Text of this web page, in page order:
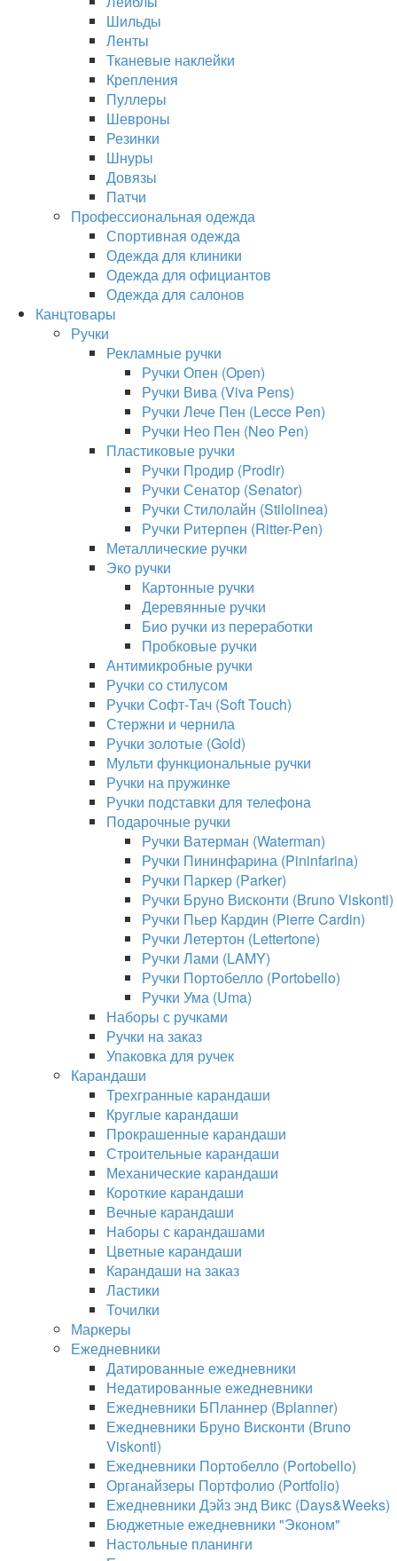
Шильды
Ленты
Тканевые наклейки
Крепления
Пуллеры
Шевроны
Резинки
Шнуры
Довязы
Патчи
Профессиональная одежда
Спортивная одежда
Одежда для клиники
Одежда для официантов
Одежда для салонов
Канцтовары
Ручки
Рекламные ручки
Ручки Опен (Open)
Ручки Вива (Viva Pens)
Ручки Лече Пен (Lecce Pen)
Ручки Нео Пен (Neo Pen)
Пластиковые ручки
Ручки Продир (Prodir)
Ручки Сенатор (Senator)
Ручки Стилолайн (Stilolinea)
Ручки Ритерпен (Ritter-Pen)
Металлические ручки
Эко ручки
Картонные ручки
Деревянные ручки
Био ручки из переработки
Пробковые ручки
Антимикробные ручки
Ручки со стилусом
Ручки Софт-Тач (Soft Touch)
Стержни и чернила
Ручки золотые (Gold)
Мульти функциональные ручки
Ручки на пружинке
Ручки подставки для телефона
Подарочные ручки
Ручки Ватерман (Waterman)
Ручки Пининфарина (Pininfarina)
Ручки Паркер (Parker)
Ручки Бруно Висконти (Bruno Viskonti)
Ручки Пьер Кардин (Pierre Cardin)
Ручки Летертон (Lettertone)
Ручки Лами (LAMY)
Ручки Портобелло (Portobello)
Ручки Ума (Uma)
Наборы с ручками
Ручки на заказ
Упаковка для ручек
Карандаши
Трехгранные карандаши
Круглые карандаши
Прокрашенные карандаши
Строительные карандаши
Механические карандаши
Короткие карандаши
Вечные карандаши
Наборы с карандашами
Цветные карандаши
Карандаши на заказ
Ластики
Точилки
Маркеры
Ежедневники
Датированные ежедневники
Недатированные ежедневники
Ежедневники БПланнер (Bplanner)
Ежедневники Бруно Висконти (Bruno
Viskonti)
Ежедневники Портобелло (Portobello)
Органайзеры Портфолио (Portfolio)
Ежедневники Дэйз энд Викс (Days&Weeks)
Бюджетные ежедневники "Эконом"
Настольные планинги